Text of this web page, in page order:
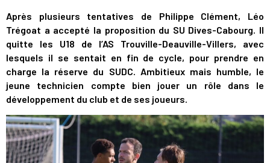
Après plusieurs tentatives de Philippe Clément, Léo
Trégoat a accepté la proposition du SU Dives-Cabourg. Il
quitte les U18 de l’AS Trouville-Deauville-Villers, avec
lesquels il se sentait en fin de cycle, pour prendre en
charge la réserve du SUDC. Ambitieux mais humble, le
jeune technicien compte bien jouer un rôle dans le
développement du club et de ses joueurs.